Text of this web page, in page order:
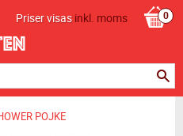
Priser visasinkl. moms
POJKE